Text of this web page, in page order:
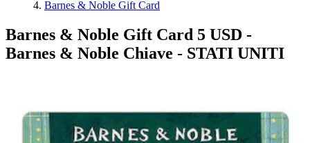
Barnes & Noble Gift Card
Barnes & Noble Gift Card 5 USD -
Barnes & Noble Chiave - STATI UNITI